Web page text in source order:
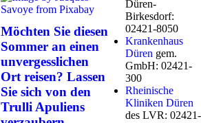
Möchten Sie diesen
Sommer an einen
unvergesslichen
Ort reisen? Lassen
Sie sich von den
Trulli Apuliens
Düren-
Birkesdorf:
02421-8050
Krankenhaus
Düren gem.
GmbH: 02421-
300
Rheinische
Kliniken Düren
des LVR: 02421-